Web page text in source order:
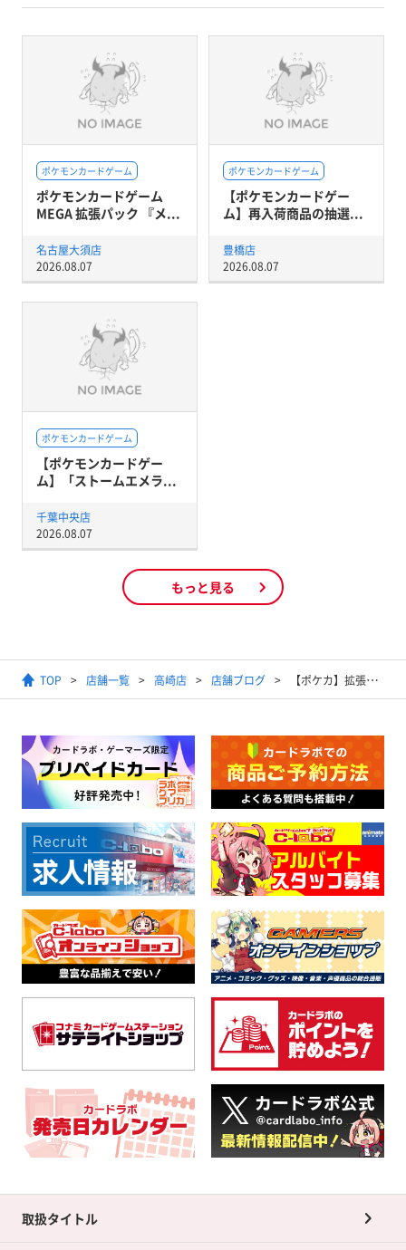
ポケモンカードゲーム
ポケモンカードゲーム
MEGA 拡張パック 『メ...
名古屋大須店
2026.08.07
ポケモンカードゲーム
【ポケモンカードゲー
ム】再入荷商品の抽選...
豊橋店
2026.08.07
ポケモンカードゲーム
【ポケモンカードゲー
ム】「ストームエメラ...
千葉中央店
2026.08.07
もっと見る
TOP 店舗一覧 高崎店 店舗ブログ 【ポケカ】拡張パック「ブラックボルト」の抽選販売のご案内
取扱タイトル